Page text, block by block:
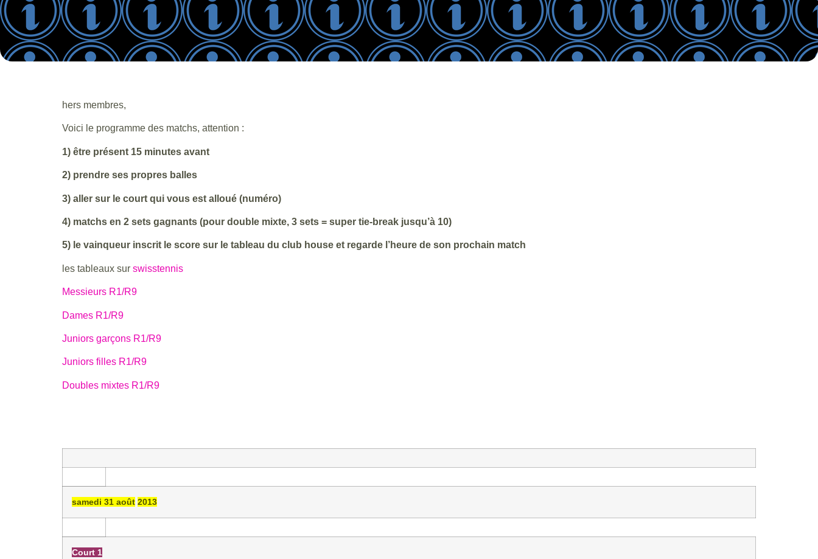
hers membres,
Voici le programme des matchs, attention :
1) être présent 15 minutes avant
2) prendre ses propres balles
3) aller sur le court qui vous est alloué (numéro)
4) matchs en 2 sets gagnants (pour double mixte, 3 sets = super tie-break jusqu’à 10)
5) le vainqueur inscrit le score sur le tableau du club house et regarde l’heure de son prochain match
les tableaux sur swisstennis
Messieurs R1/R9
Dames R1/R9
Juniors garçons R1/R9
Juniors filles R1/R9
Doubles mixtes R1/R9
samedi 31 août 2013
Court 1